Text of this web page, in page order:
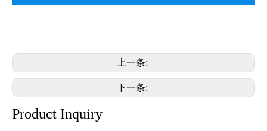
上一条:
下一条:
Product Inquiry